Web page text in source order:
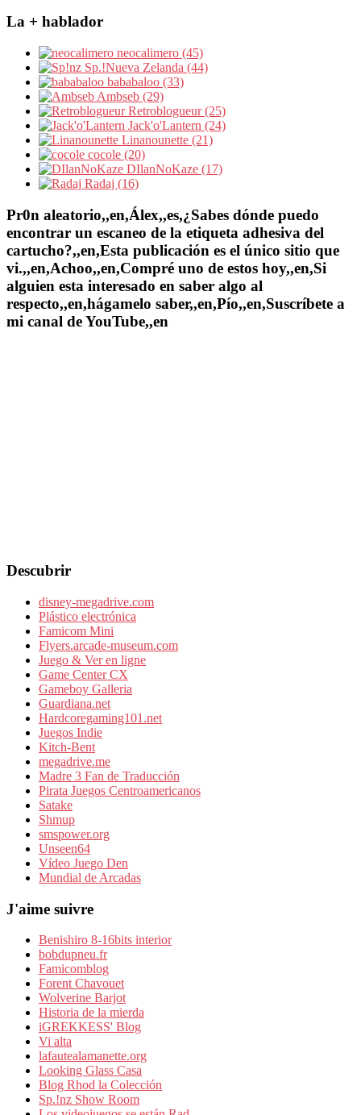
La + hablador
neocalimero (45)
Sp.!Nueva Zelanda (44)
bababaloo (33)
Ambseb (29)
Retroblogueur (25)
Jack'o'Lantern (24)
Linanounette (21)
cocole (20)
DIlanNoKaze (17)
Radaj (16)
Pr0n aleatorio,,en,Álex,,es,¿Sabes dónde puedo
encontrar un escaneo de la etiqueta adhesiva del
cartucho?,,en,Esta publicación es el único sitio que
vi.,,en,Achoo,,en,Compré uno de estos hoy,,en,Si
alguien esta interesado en saber algo al
respecto,,en,hágamelo saber,,en,Pío,,en,Suscríbete a
mi canal de YouTube,,en
Descubrir
disney-megadrive.com
Plástico electrónica
Famicom Mini
Flyers.arcade-museum.com
Juego & Ver en ligne
Game Center CX
Gameboy Galleria
Guardiana.net
Hardcoregaming101.net
Juegos Indie
Kitch-Bent
megadrive.me
Madre 3 Fan de Traducción
Pirata Juegos Centroamericanos
Satake
Shmup
smspower.org
Unseen64
Vídeo Juego Den
Mundial de Arcadas
J'aime suivre
Benishiro 8-16bits interior
bobdupneu.fr
Famicomblog
Forent Chavouet
Wolverine Barjot
Historia de la mierda
iGREKKESS' Blog
Vi alta
lafautealamanette.org
Looking Glass Casa
Blog Rhod la Colección
Sp.!nz Show Room